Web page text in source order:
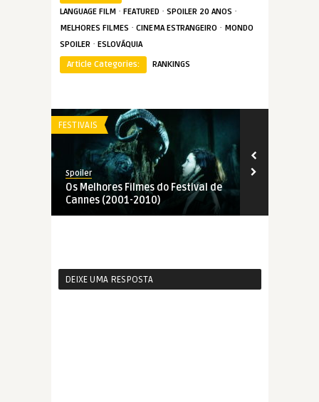
LANGUAGE FILM · FEATURED · SPOILER 20 ANOS ·
MELHORES FILMES · CINEMA ESTRANGEIRO · MONDO
SPOILER · ESLOVÁQUIA
Article Categories:
RANKINGS
FESTIVAIS
Spoiler
Os Melhores Filmes do Festival de
Cannes (2001-2010)
DEIXE UMA RESPOSTA